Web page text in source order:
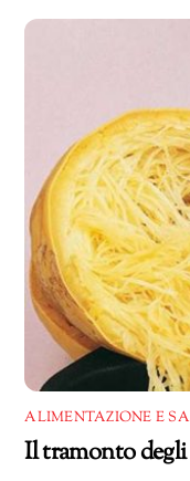
corso…
ALIMENTAZIONE E
Il tramonto